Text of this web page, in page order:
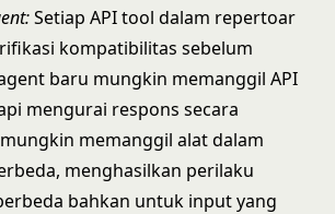
:Setiap API tool dalam repertoar
kompatibilitas sebelum
baru mungkin memanggil API
mengurai respons secara
memanggil alat dalam
menghasilkan perilaku
bahkan untuk input yang